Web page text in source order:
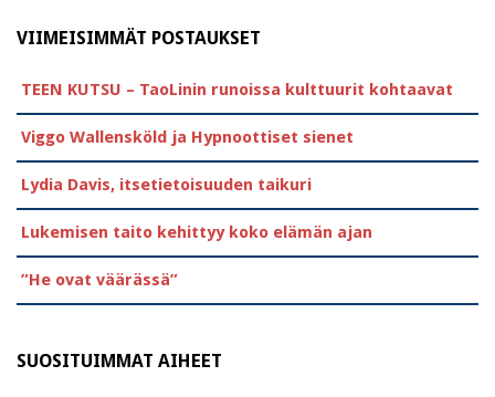
VIIMEISIMMÄT POSTAUKSET
TEEN KUTSU – TaoLinin runoissa kulttuurit kohtaavat
Viggo Wallensköld ja Hypnoottiset sienet
Lydia Davis, itsetietoisuuden taikuri
Lukemisen taito kehittyy koko elämän ajan
”He ovat väärässä”
SUOSITUIMMAT AIHEET